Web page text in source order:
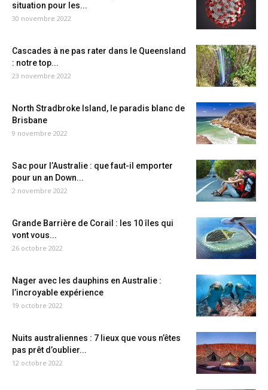
situation pour les...
30 novembre 2022
Cascades à ne pas rater dans le Queensland
: notre top...
23 novembre 2022
North Stradbroke Island, le paradis blanc de
Brisbane
9 novembre 2022
Sac pour l’Australie : que faut-il emporter
pour un an Down...
2 novembre 2022
Grande Barrière de Corail : les 10 îles qui
vont vous...
26 octobre 2022
Nager avec les dauphins en Australie :
l’incroyable expérience
19 octobre 2022
Nuits australiennes : 7 lieux que vous n’êtes
pas prêt d’oublier...
12 octobre 2022